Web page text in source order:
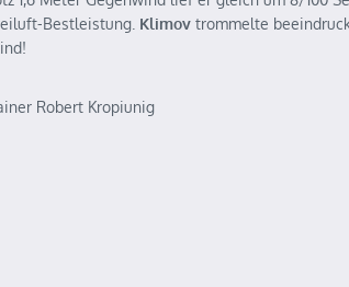
Bestleistung. Klimov trommelte
Robert Kropiunig